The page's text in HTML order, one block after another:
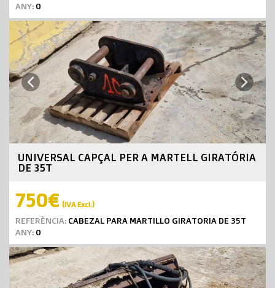
ANY: 0
Previous Next
UNIVERSAL CAPÇAL PER A MARTELL GIRATÓRIA
DE 35T
750€ (IVA Excl.)
REFERÈNCIA: CABEZAL PARA MARTILLO GIRATORIA DE 35T
ANY: 0